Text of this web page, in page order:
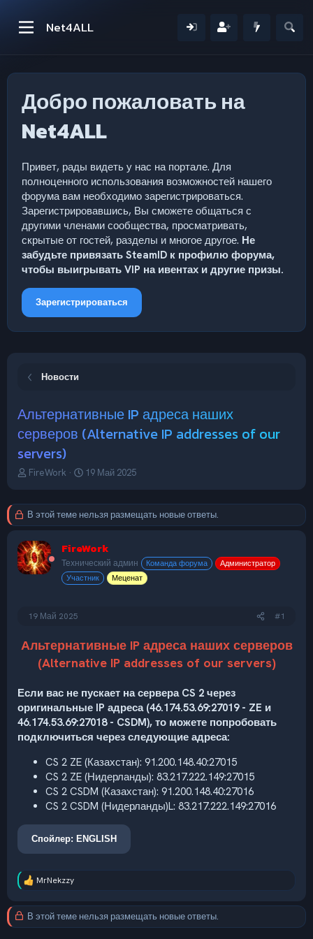
Net4ALL
Добро пожаловать на
Net4ALL
Привет, рады видеть у нас на портале. Для
полноценного использования возможностей нашего
форума вам необходимо зарегистрироваться.
Зарегистрировавшись, Вы сможете общаться с
другими членами сообщества, просматривать,
скрытые от гостей, разделы и многое другое. Не
забудьте привязать SteamID к профилю форума,
чтобы выигрывать VIP на ивентах и другие призы.
Зарегистрироваться
Новости
Альтернативные IP адреса наших
серверов (Alternative IP addresses of our
servers)
А
о
е
м
ы
FireWork
Д
ч
а
л
а
19 Май 2025
В этой теме нельзя размещать новые ответы.
FireWork
Технический админ Команда форума
Администратор
Участник
Меценат
19 Май 2025 #1
Альтернативные IP адреса наших серверов
(Alternative IP addresses of our servers)
Если вас не пускает на сервера CS 2 через
оригинальные IP адреса (46.174.53.69:27019 - ZE и
46.174.53.69:27018 - CSDM), то можете попробовать
подключиться через следующие адреса:
CS 2 ZE (Казахстан): 91.200.148.40:27015
CS 2 ZE (Нидерланды): 83.217.222.149:27015
CS 2 CSDM (Казахстан): 91.200.148.40:27016
CS 2 CSDM (Нидерланды)L: 83.217.222.149:27016
Спойлер: ENGLISH
Р
а
к
ц
MrNekzzy
В этой теме нельзя размещать новые ответы.